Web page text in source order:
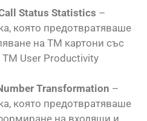
Status Statistics –
която предотвратяваше
на TM картони със
TM User Productivity
Transformation –
която предотвратяваше